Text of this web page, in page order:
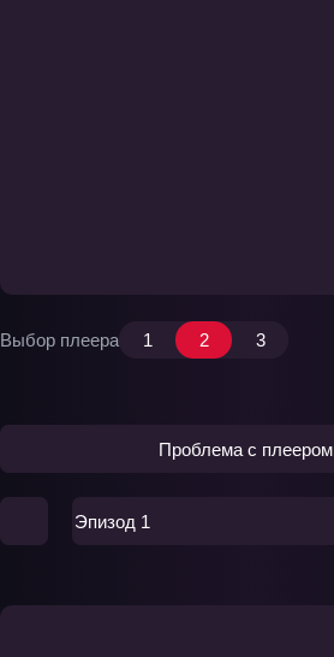
Выбор плеера 1 2 3
Проблема с плеером
Эпизод 1